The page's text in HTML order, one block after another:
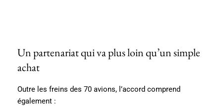
Un partenariat qui va plus loin qu’un simple
achat
Outre les freins des 70 avions, l’accord comprend
également :